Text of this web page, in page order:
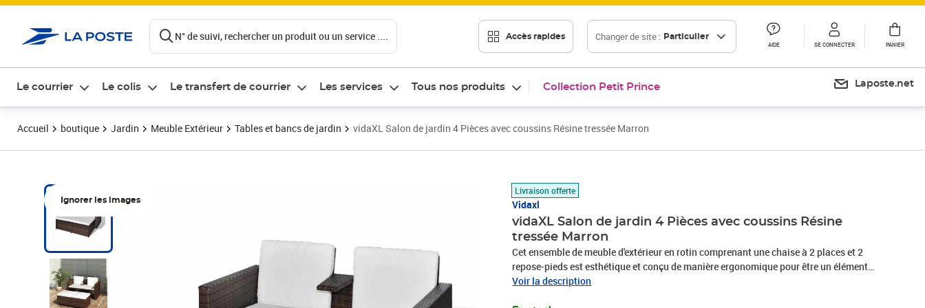
N° de suivi, rechercher un produit ou un service .... Accès rapides Changer de site : Particulier
AIDE SE CONNECTER PANIER
Le courrier Le colis Le transfert de courrier Les services Tous nos produits Collection Petit Prince Laposte.net
Accueil boutique Jardin Meuble Extérieur Tables et bancs de jardin vidaXL Salon de jardin 4 Pièces avec coussins Résine tressée Marron
Ignorer les images
Livraison offerte
Vidaxl
vidaXL Salon de jardin 4 Pièces avec coussins Résine
tressée Marron
Cet ensemble de meuble d'extérieur en rotin comprenant une chaise à 2 places et 2
repose-pieds est esthétique et conçu de manière ergonomique pour être un élément
attrayant dans votre jardin. Cet ensemble de mobilier est tissé à la main avec de la
Voir la description
Prix 211,99€